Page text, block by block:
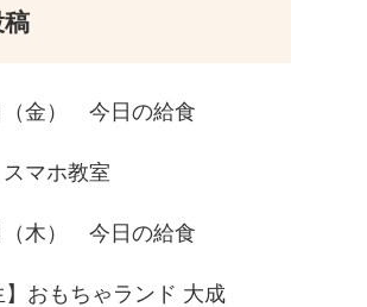
（金） 今日の給食
スマホ教室
（木） 今日の給食
】おもちゃランド 大成